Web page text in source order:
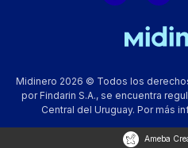
Midinero 2026 © Todos los
por Findarin S.A., se encuentra
Central del Uruguay. Por más
Ameba